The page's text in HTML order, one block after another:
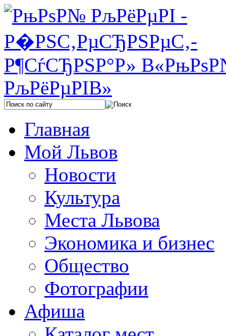
Главная
Мой Львов
Новости
Культура
Места Львова
Экономика и бизнес
Общество
Фотографии
Афиша